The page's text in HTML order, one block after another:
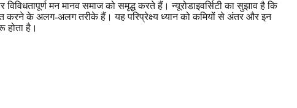
मन मानव समाज को समृद्ध करते हैं। न्यूरोडाइवर्सिटी का सुझाव है कि
करने के अलग-अलग तरीके हैं। यह परिप्रेक्ष्य ध्यान को कमियों से अंतर और इन
होता है।